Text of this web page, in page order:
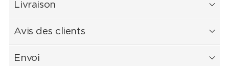
Livraison
Avis des clients
Envoi